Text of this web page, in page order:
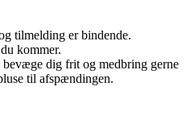
tilmelding er bindende.
kommer.
dig frit og medbring gerne
til afspændingen.